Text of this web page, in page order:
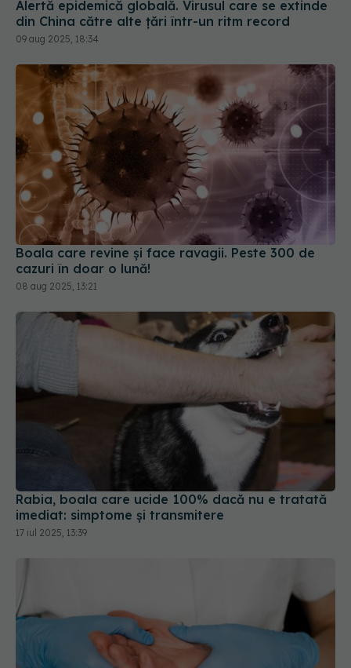
Boala care revine și face ravagii. Peste 300 de
cazuri în doar o lună!
08 aug 2025, 13:21
Rabia, boala care ucide 100% dacă nu e tratată
imediat: simptome și transmitere